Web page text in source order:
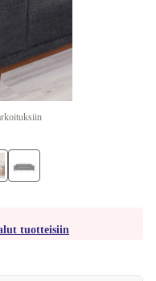
tuotteisiin